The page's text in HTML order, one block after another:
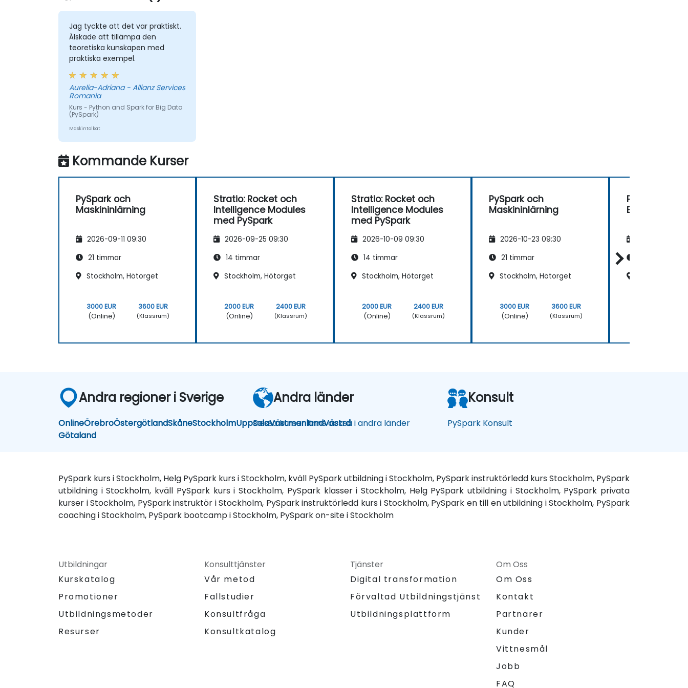
Jag tyckte att det var praktiskt.
Älskade att tillämpa den
teoretiska kunskapen med
praktiska exempel.
Aurelia-Adriana - Allianz Services
Romania
Kurs - Python and Spark for Big Data
(PySpark)
Maskintolkat
Kommande Kurser
PySpark och
Maskininlärning
2026-09-11 09:30
21 timmar
Stockholm, Hötorget
3000 EUR
(Online)
3600 EUR
(Klassrum)
Stratio: Rocket och
Intelligence Modules
med PySpark
2026-09-25 09:30
14 timmar
Stockholm, Hötorget
2000 EUR
(Online)
2400 EUR
(Klassrum)
Stratio: Rocket och
Intelligence Modules
med PySpark
2026-10-09 09:30
14 timmar
Stockholm, Hötorget
2000 EUR
(Online)
2400 EUR
(Klassrum)
PySpark och
Maskininlärning
2026-10-23 09:30
21 timmar
Stockholm, Hötorget
3000 EUR
(Online)
3600 EUR
(Klassrum)
Python och
Big Data
Andra regioner i Sverige
OnlineÖrebroÖstergötlandSkåneStockholmUppsalaVästmanlandVästra
Götaland
Andra länder
Dessa kurser finns också i andra länder
Konsult
PySpark Konsult
PySpark kurs i Stockholm, Helg PySpark kurs i Stockholm, kväll PySpark utbildning i Stockholm, PySpark instruktörledd kurs Stockholm, PySpark
utbildning i Stockholm, kväll PySpark kurs i Stockholm, PySpark klasser i Stockholm, Helg PySpark utbildning i Stockholm, PySpark privata
kurser i Stockholm, PySpark instruktör i Stockholm, PySpark instruktörledd kurs i Stockholm, PySpark en till en utbildning i Stockholm, PySpark
coaching i Stockholm, PySpark bootcamp i Stockholm, PySpark on-site i Stockholm
Utbildningar
Kurskatalog
Promotioner
Utbildningsmetoder
Resurser
Konsulttjänster
Vår metod
Fallstudier
Konsultfråga
Konsultkatalog
Tjänster
Digital transformation
Förvaltad Utbildningstjänst
Utbildningsplattform
Om Oss
Om Oss
Kontakt
Partnärer
Kunder
Vittnesmål
Jobb
FAQ